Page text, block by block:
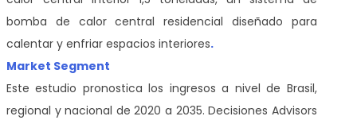
bomba de calor central residencial diseñado para
calentar y enfriar espacios interiores.
Market Segment
Este estudio pronostica los ingresos a nivel de Brasil,
regional y nacional de 2020 a 2035. Decisiones Advisors